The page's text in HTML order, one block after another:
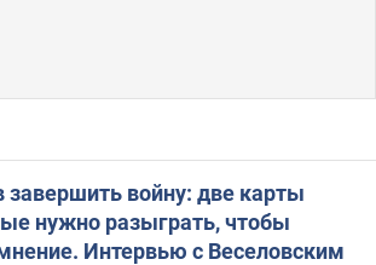
завершить войну: две карты
нужно разыграть, чтобы
Интервью с Веселовским